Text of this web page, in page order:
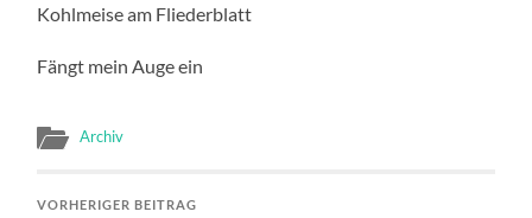
Kohlmeise am Fliederblatt
Fängt mein Auge ein
Archiv
VORHERIGER BEITRAG